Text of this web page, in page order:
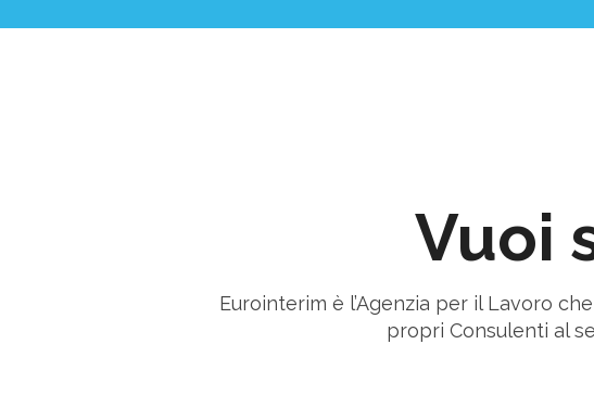
Vuoi
Eurointerim è l’Agenzia per il Lavoro
propri Consulenti al